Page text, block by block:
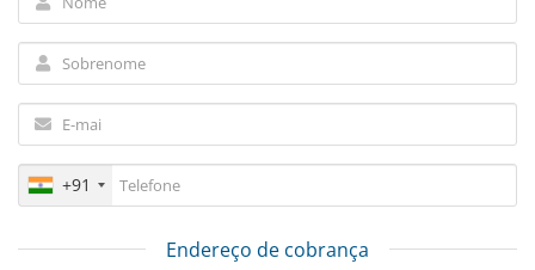
+91
Endereço de cobrança